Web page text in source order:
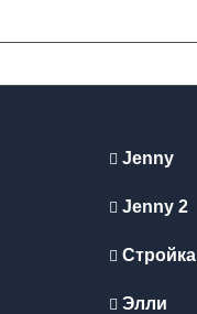
Jenny
Jenny 2
Стройка
Элли